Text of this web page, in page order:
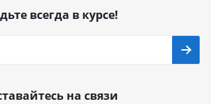
всегда в курсе!
на связи